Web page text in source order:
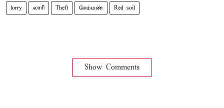
lorry லாரி Theft செம்மண் Red soil
Show Comments